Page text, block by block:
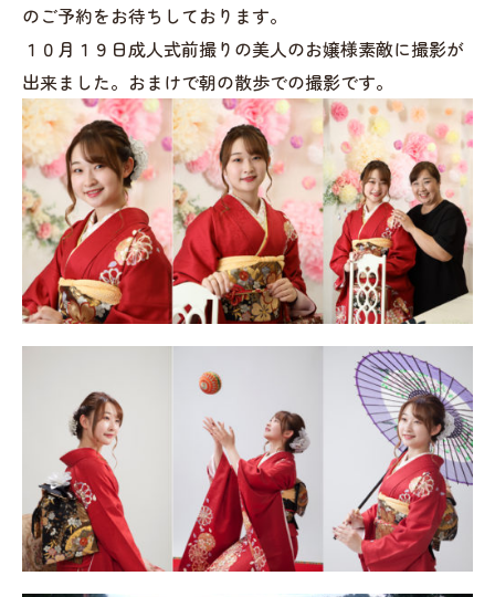
のご予約をお待ちしております。
１０月１９日成人式前撮りの美人のお嬢様素敵に撮影が
出来ました。おまけで朝の散歩での撮影です。